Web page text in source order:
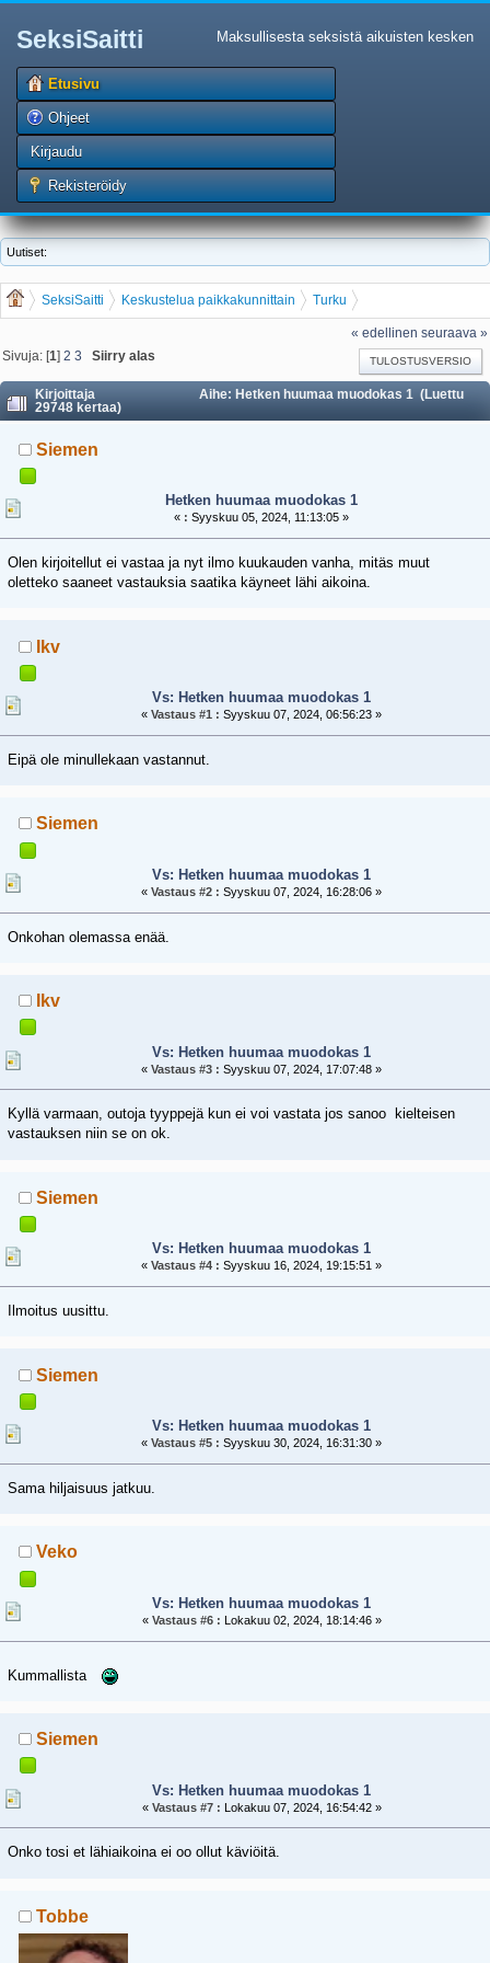
SeksiSaitti Maksullisesta seksistä aikuisten kesken
Etusivu
Ohjeet
Kirjaudu
Rekisteröidy
Uutiset:
SeksiSaitti Keskustelua paikkakunnittain
Turku
Hetken huumaa muodokas 1
« edellinen seuraava »
TULOSTUSVERSIO
Sivuja: [1]2 3 Siirry alas
Kirjoittaja
Aihe: Hetken huumaa muodokas 1 (Luettu
29748 kertaa)
Siemen
Hetken huumaa muodokas 1
« : Syyskuu 05, 2024, 11:13:05 »
Olen kirjoitellut ei vastaa ja nyt ilmo kuukauden vanha, mitäs muut
oletteko saaneet vastauksia saatika käyneet lähi aikoina.
Ikv
Vs: Hetken huumaa muodokas 1
«Vastaus #1 : Syyskuu 07, 2024, 06:56:23 »
Eipä ole minullekaan vastannut.
Siemen
Vs: Hetken huumaa muodokas 1
«Vastaus #2 : Syyskuu 07, 2024, 16:28:06 »
Onkohan olemassa enää.
Ikv
Vs: Hetken huumaa muodokas 1
«Vastaus #3 : Syyskuu 07, 2024, 17:07:48 »
Kyllä varmaan, outoja tyyppejä kun ei voi vastata jos sanoo kielteisen
vastauksen niin se on ok.
Siemen
Vs: Hetken huumaa muodokas 1
«Vastaus #4 : Syyskuu 16, 2024, 19:15:51 »
Ilmoitus uusittu.
Siemen
Vs: Hetken huumaa muodokas 1
«Vastaus #5 : Syyskuu 30, 2024, 16:31:30 »
Sama hiljaisuus jatkuu.
Veko
Vs: Hetken huumaa muodokas 1
« Vastaus #6 : Lokakuu 02, 2024, 18:14:46 »
Kummallista
Siemen
Vs: Hetken huumaa muodokas 1
« Vastaus #7 : Lokakuu 07, 2024, 16:54:42 »
Onko tosi et lähiaikoina ei oo ollut käviöitä.
Tobbe